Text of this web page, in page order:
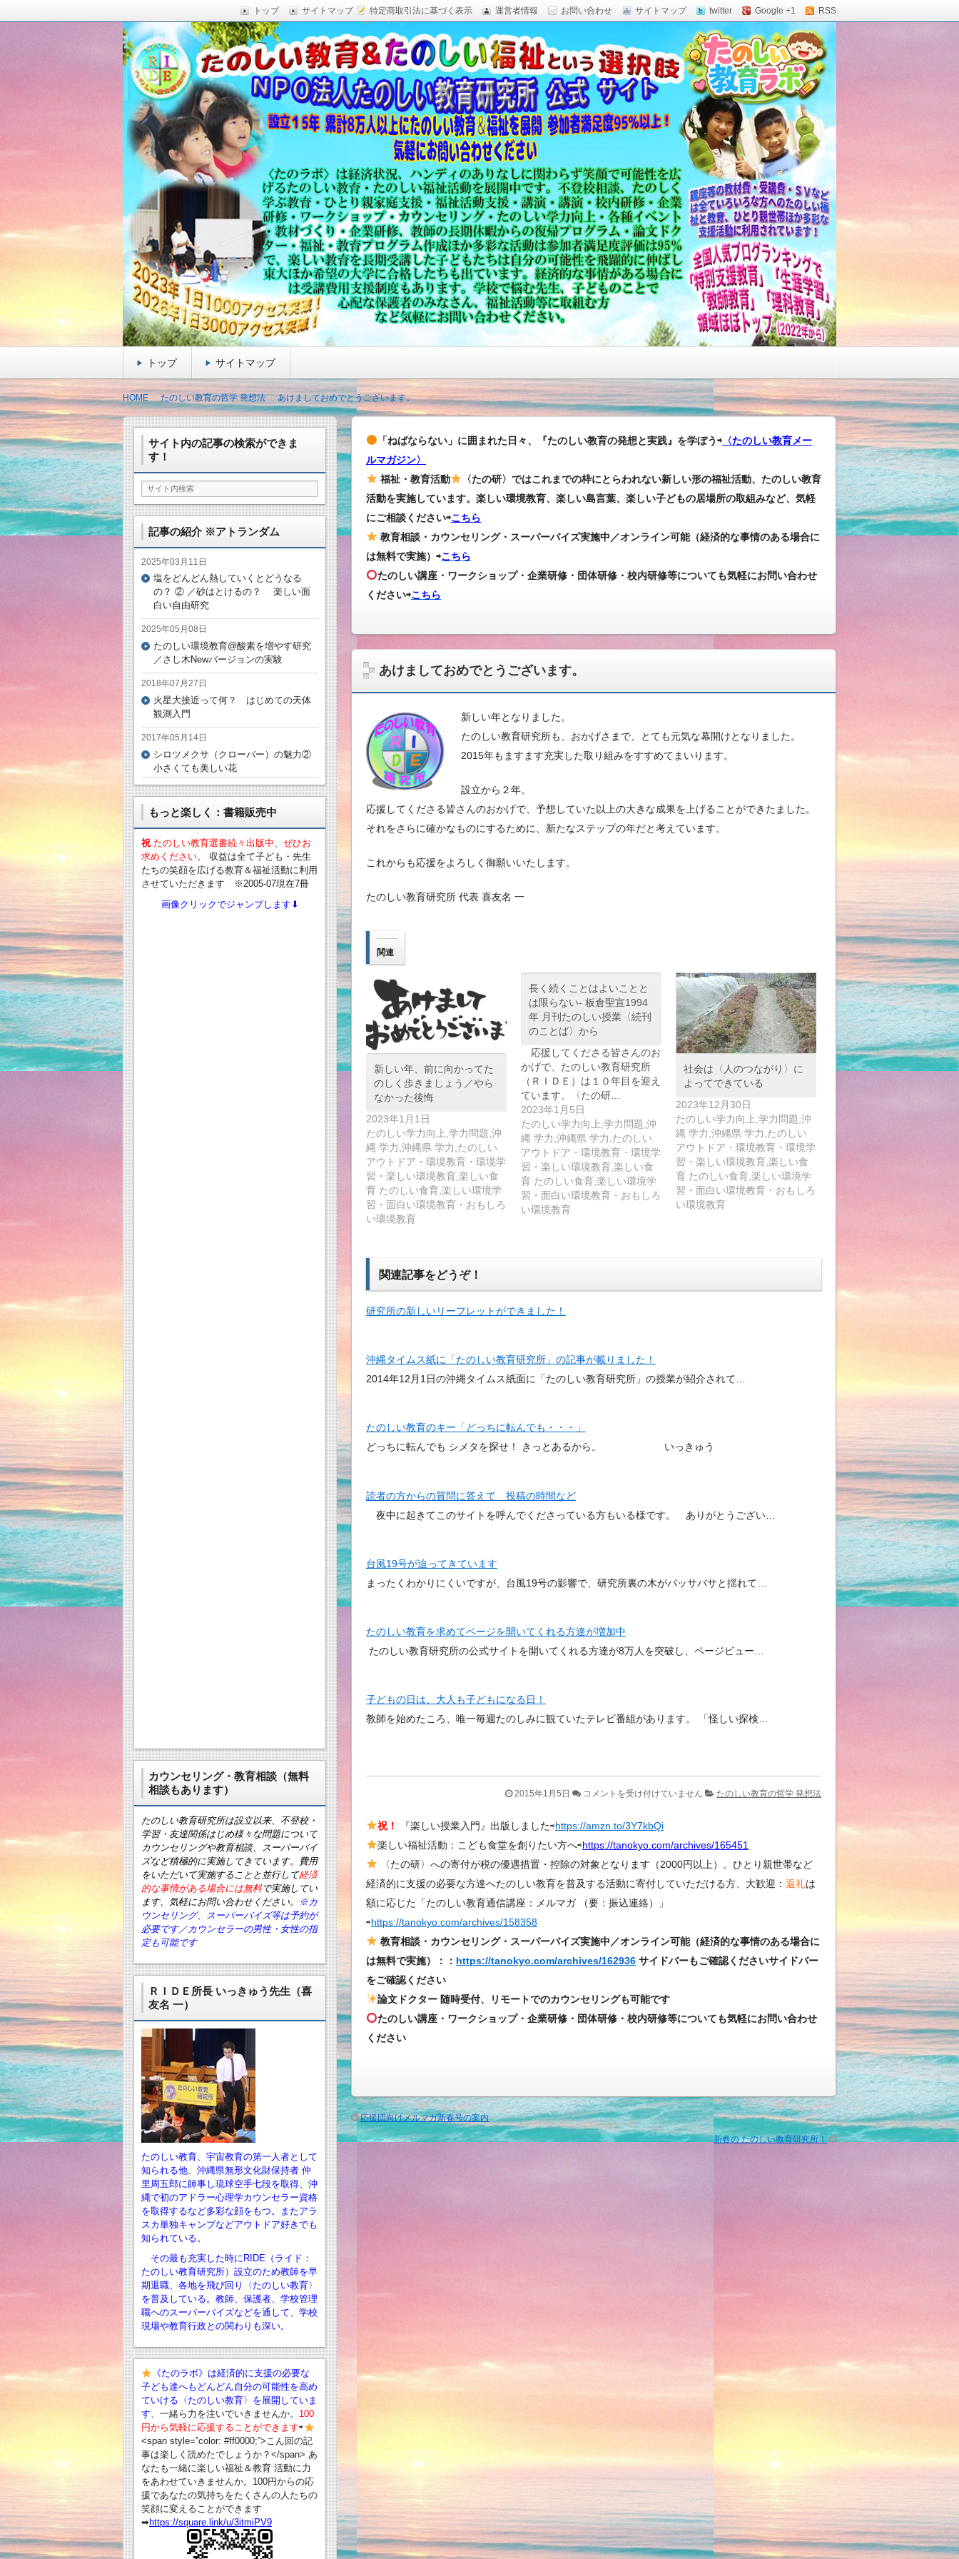
特定商取引法に基づく表示 運営者情報 お問い合わせ サイトマップ twitter Google +1 RSS
トップ サイトマップ
たのしい教育研究所（沖縄）公式サイト
楽しい授業,たのしい授業,楽しい自由研究,面白い自由研究,楽しい福祉活動,楽しい授業がした
い,RIDE,沖縄県 教育,たのしい授業,たのしい教育 日本一,Research Institute Delightful
Education,楽しい授業,教育技術,教育方法,内発的動機づけ,沖縄 学力問題,教材 ネタ,授業ネタ,学
力向上,教育技術,教育方法,沖縄 教育問題,enjoyable educationes,グッジョブ,カリスマ教師,沖縄
教員採用試験,沖縄 教育,たのしい教育,沖縄の学力,仮説実験授業,たのしい講演,楽しい講演,楽しい
科学,たのしい科学,たのしく学び 一生ものの「賢さ・学力」を,自由研究,いっきゅう先生,いっきゅ
う,いっきゅうハカセ,アドラー 心理学,面白い,沖縄 学力問題,授業名人,RIDE,PEALカウンセリン
グ,教員採用試験,名人,採用試験,合格,セミナー,研修,板倉聖宣,ＬＥＡＰカウンセリング,LEAP,学力
向上,沖縄の教育,たのしい学力,補習,読み語り,読み聞かせ,授業ネタ,授業アイディア,教育をたのし
さでクリエイトするプロフェッショなる集団,学ぶこと本来のたのしさと賢さを沖縄から世界へ,設
立四年で17000人以上に授業を実施,99％の高い評価,仮説実験授,楽しい学力向上,たのしい学力,自
由研究.しまくとぅば,島言葉,
トップ サイトマップ
HOME たのしい教育の哲学 発想法 あけましておめでとうございます。
「ねばならない」に囲まれた日々、『たのしい教育の発想と実践』を学ぼう⇨〈たのしい教育メー
ルマガジン〉
福祉・教育活動
〈たの研〉ではこれまでの枠にとらわれない新しい形の福祉活動、たのしい教育
活動を実施しています。楽しい環境教育、楽しい島言葉、楽しい子どもの居場所の取組みなど、気軽
にご相談ください⇨こちら
教育相談・カウンセリング・スーパーバイズ実施中／オンライン可能（経済的な事情のある場合に
は無料で実施）⇨こちら
たのしい講座・ワークショップ・企業研修・団体研修・校内研修等についても気軽にお問い合わせ
ください⇨こちら
あけましておめでとうございます。
新しい年となりました。
たのしい教育研究所も、おかげさまで、とても元気な幕開けとなりました。
2015年もますます充実した取り組みをすすめてまいります。
設立から２年。
応援してくださる皆さんのおかげで、予想していた以上の大きな成果を上げることができたました。
それをさらに確かなものにするために、新たなステップの年だと考えています。
これからも応援をよろしく御願いいたします。
たのしい教育研究所 代表 喜友名 一
関連
新しい年、前に向かってた
のしく歩きましょう／やら
なかった後悔
2023年1月1日
たのしい学力向上,学力問題,沖
縄 学力,沖縄県 学力,たのしい
アウトドア・環境教育・環境学
習・楽しい環境教育,楽しい食
育 たのしい食育,楽しい環境学
習・面白い環境教育・おもしろ
い環境教育
長く続くことはよいことと
は限らない- 板倉聖宣1994
年 月刊たのしい授業〈続刊
のことば〉から
応援してくださる皆さんのお
かげで、たのしい教育研究所
（ＲＩＤＥ）は１０年目を迎え
ています。〈たの研…
2023年1月5日
たのしい学力向上,学力問題,沖
縄 学力,沖縄県 学力,たのしい
アウトドア・環境教育・環境学
習・楽しい環境教育,楽しい食
育 たのしい食育,楽しい環境学
習・面白い環境教育・おもしろ
い環境教育
社会は〈人のつながり〉に
よってできている
2023年12月30日
たのしい学力向上,学力問題,沖
縄 学力,沖縄県 学力,たのしい
アウトドア・環境教育・環境学
習・楽しい環境教育,楽しい食
育 たのしい食育,楽しい環境学
習・面白い環境教育・おもしろ
い環境教育
関連記事をどうぞ！
研究所の新しいリーフレットができました！
沖縄タイムス紙に「たのしい教育研究所」の記事が載りました！
2014年12月1日の沖縄タイムス紙面に「たのしい教育研究所」の授業が紹介されて…
たのしい教育のキー「どっちに転んでも・・・」
どっちに転んでも シメタを探せ！ きっとあるから。 いっきゅう
読者の方からの質問に答えて 投稿の時間など
夜中に起きてこのサイトを呼んでくださっている方もいる様です。 ありがとうござい…
台風19号が迫ってきています
まったくわかりにくいですが、台風19号の影響で、研究所裏の木がバッサバサと揺れて…
たのしい教育を求めてページを開いてくれる方達が増加中
たのしい教育研究所の公式サイトを開いてくれる方達が8万人を突破し、ページビュー…
子どもの日は、大人も子どもになる日！
教師を始めたころ、唯一毎週たのしみに観ていたテレビ番組があります。 「怪しい探検…
2015年1月5日
あ
ま
し
て
お
う
ご
い
ま
コメントを受け付けていません たのしい教育の哲学 発想法
祝！ 『楽しい授業入門』出版しました⇨https://amzn.to/3Y7kbQi
楽しい福祉活動：こども食堂を創りたい方へ⇨https://tanokyo.com/archives/165451
〈たの研〉への寄付が税の優遇措置・控除の対象となります（2000円以上）。ひとり親世帯など
経済的に支援の必要な方達へたのしい教育を普及する活動に寄付していただける方、大歓迎： 返礼は
額に応じた「たのしい教育通信講座：メルマガ （要：振込連絡）」
⇨https://tanokyo.com/archives/158358
教育相談・カウンセリング・スーパーバイズ実施中／オンライン可能（経済的な事情のある場合に
は無料で実施）：： https://tanokyo.com/archives/162936 サイドバーもご確認くださいサイドバー
をご確認ください
論文ドクター 随時受付、リモートでのカウンセリングも可能です
たのしい講座・ワークショップ・企業研修・団体研修・校内研修等についても気軽にお問い合わせ
ください
応援団向けメルマガ新春号の案内
新春の たのしい教育研究所！
サイト内の記事の検索ができま
す！
記事の紹介 ※アトランダム
2025年03月11日
塩をどんどん熱していくとどうなる
の？ ② ／砂はとけるの？ 楽しい面
白い自由研究
2025年05月08日
たのしい環境教育@酸素を増やす研究
／さし木Newバージョンの実験
2018年07月27日
火星大接近って何？ はじめての天体
観測入門
2017年05月14日
シロツメクサ（クローバー）の魅力②
小さくても美しい花
もっと楽しく：書籍販売中
祝 たのしい教育選書続々出版中、ぜひお
求めください。
収益は全て子ども・先生
たちの笑顔を広げる教育＆福祉活動に利用
させていただきます ※2005-07現在7冊
画像クリックでジャンプします⬇︎
カウンセリング・教育相談（無料
相談もあります）
たのしい教育研究所は設立以来、不登校・
学習・友達関係はじめ様々な問題について
カウンセリングや教育相談、スーパーバイ
ズなど積極的に実施してきています。費用
をいただいて実施することと並行して経済
的な事情がある場合には無料で実施してい
ます、気軽にお問い合わせください。
※カ
ウンセリング、スーパーバイズ等は予約が
必要です／カウンセラーの男性・女性の指
定も可能です
ＲＩＤＥ所長 いっきゅう先生（喜
友名 一）
たのしい教育、宇宙教育の第一人者として
知られる他、沖縄県無形文化財保持者 仲
里周五郎に師事し琉球空手七段を取得、沖
縄で初のアドラー心理学カウンセラー資格
を取得するなど多彩な顔をもつ。またアラ
スカ単独キャンプなどアウトドア好きでも
知られている。
その最も充実した時にRIDE（ライド：
たのしい教育研究所）設立のため教師を早
期退職、 各地を飛び回り〈たのしい教育〉
を普及している。教師、保護者、学校管理
職へのスーパーバイズなどを通して、学校
現場や教育行政との関わりも深い。
《たのラボ》は経済的に支援の必要な
子ども達へもどんどん自分の可能性を高め
ていける〈たのしい教育〉を展開していま
す、一緒ら力を注いでいきませんか。 100
円から気軽に応援することができます⇨
<span style=”color: #ff0000;”>こん回の記
事は楽しく読めたでしょうか？</span> あ
なたも一緒に楽しい福祉＆教育 活動に力
をあわせていきませんか。100円からの応
援であなたの気持ちをたくさんの人たちの
笑顔に変えることができます
➡︎https://square.link/u/3itmiPV9